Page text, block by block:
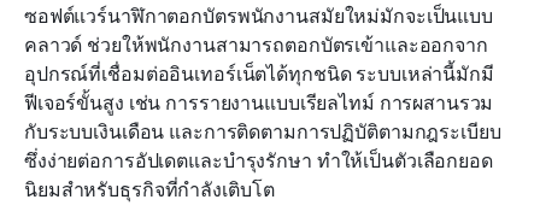
ซอฟต์แวร์นาฬิกาตอกบัตรพนักงานสมัยใหม่มักจะเป็นแบบ
คลาวด์ ช่วยให้พนักงานสามารถตอกบัตรเข้าและออกจาก
อุปกรณ์ที่เชื่อมต่ออินเทอร์เน็ตได้ทุกชนิด ระบบเหล่านี้มักมี
ฟีเจอร์ขั้นสูง เช่น การรายงานแบบเรียลไทม์ การผสานรวม
กับระบบเงินเดือน และการติดตามการปฏิบัติตามกฎระเบียบ
ซึ่งง่ายต่อการอัปเดตและบำรุงรักษา ทำให้เป็นตัวเลือกยอด
นิยมสำหรับธุรกิจที่กำลังเติบโต